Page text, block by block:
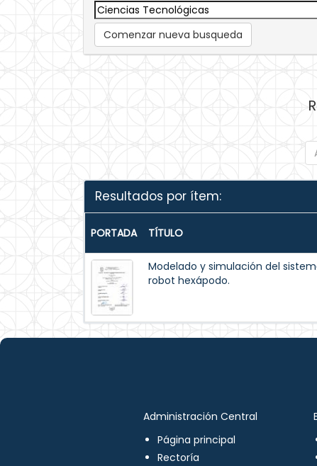
Comenzar nueva busqueda
Resultados por ítem:
PORTADA TÍTULO
Modelado y simulación del
robot hexápodo.
Administración Central
Página principal
Rectoría